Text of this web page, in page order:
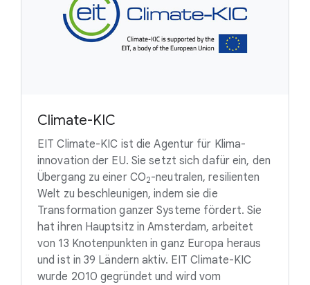
Climate-KIC
EIT Climate-KIC ist die Agentur für Klima-
innovation der EU. Sie setzt sich dafür ein, den
Übergang zu einer CO2-neutralen, resilienten
Welt zu beschleunigen, indem sie die
Transformation ganzer Systeme fördert. Sie
hat ihren Hauptsitz in Amsterdam, arbeitet
von 13 Knotenpunkten in ganz Europa heraus
und ist in 39 Ländern aktiv. EIT Climate-KIC
wurde 2010 gegründet und wird vom